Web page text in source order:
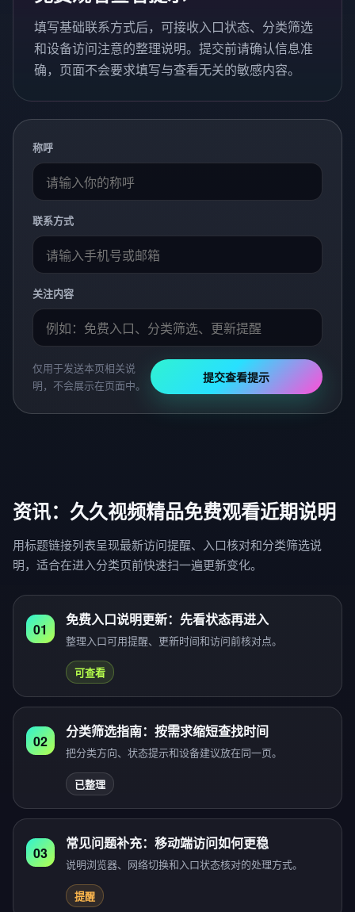
填写基础联系方式后，可接收入口状态、分类筛选
和设备访问注意的整理说明。提交前请确认信息准
确，页面不会要求填写与查看无关的敏感内容。
称呼
联系方式
关注内容
仅用于发送本页相关说
明，不会展示在页面中。
提交查看提示
资讯：久久视频精品免费观看近期说明
用标题链接列表呈现最新访问提醒、入口核对和分类筛选说
明，适合在进入分类页前快速扫一遍更新变化。
01
免费入口说明更新：先看状态再进入
整理入口可用提醒、更新时间和访问前核对点。
可查看
02
分类筛选指南：按需求缩短查找时间
把分类方向、状态提示和设备建议放在同一页。
已整理
03
常见问题补充：移动端访问如何更稳
说明浏览器、网络切换和入口状态核对的处理方式。
提醒